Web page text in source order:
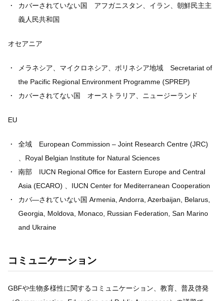
カバーされていない国 アフガニスタン、イラン、朝鮮民主主
義人民共和国
オセアニア
メラネシア、マイクロネシア、ポリネシア地域 Secretariat of
the Pacific Regional Environment Programme (SPREP)
カバーされてない国 オーストラリア、ニュージーランド
EU
全域 European Commission – Joint Research Centre (JRC)
、Royal Belgian Institute for Natural Sciences
南部 IUCN Regional Office for Eastern Europe and Central
Asia (ECARO) 、IUCN Center for Mediterranean Cooperation
カバ―されていない国 Armenia, Andorra, Azerbaijan, Belarus,
Georgia, Moldova, Monaco, Russian Federation, San Marino
and Ukraine
コミュニケーション
GBFや生物多様性に関するコミュニケーション、教育、普及啓発